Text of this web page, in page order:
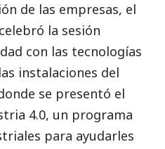
de las empresas, el
la sesión
con las tecnologías
instalaciones del
se presentó el
4.0, un programa
para ayudarles